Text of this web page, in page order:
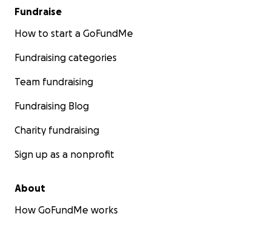
Fundraise
How to start a GoFundMe
Fundraising categories
Team fundraising
Fundraising Blog
Charity fundraising
Sign up as a nonprofit
About
How GoFundMe works